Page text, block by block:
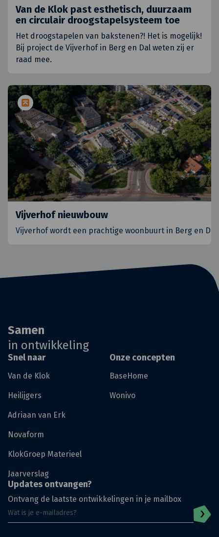
Van de Klok past esthetisch, duurzaam
en circulair droogstapelsysteem toe
Het droogstapelen van bakstenen?! Het is mogelijk!
Bij project de Vijverhof in Berg en Dal weten zij er
raad mee.
Vijverhof nieuwbouw
Vijverhof wordt een prachtige woonbuurt in Berg en
Samen
in ontwikkeling
Snel naar
Van de Klok
Heilijgers
Adriaan van Erk
Novaform
KlokGroep Materieel
Jaarverslag
Onze concepten
BaseHome
Wonivo
Updates ontvangen?
Ontvang de laatste ontwikkelingen in je mailbox